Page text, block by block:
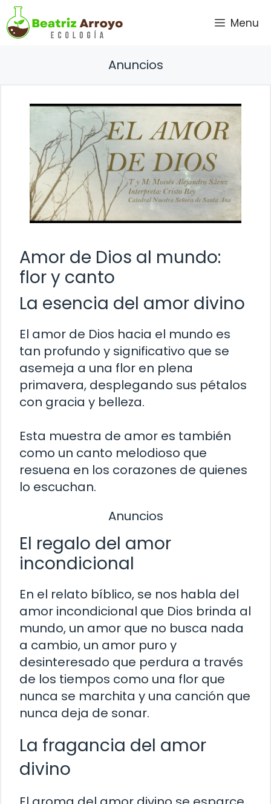
Saltar
al
contenido
Menu
Anuncios
Amor de Dios al mundo:
flor y canto
La esencia del amor divino
El amor de Dios hacia el mundo es
tan profundo y significativo que se
asemeja a una flor en plena
primavera, desplegando sus pétalos
con gracia y belleza.
Esta muestra de amor es también
como un canto melodioso que
resuena en los corazones de quienes
lo escuchan.
Anuncios
El regalo del amor
incondicional
En el relato bíblico, se nos habla del
amor incondicional que Dios brinda al
mundo, un amor que no busca nada
a cambio, un amor puro y
desinteresado que perdura a través
de los tiempos como una flor que
nunca se marchita y una canción que
nunca deja de sonar.
La fragancia del amor
divino